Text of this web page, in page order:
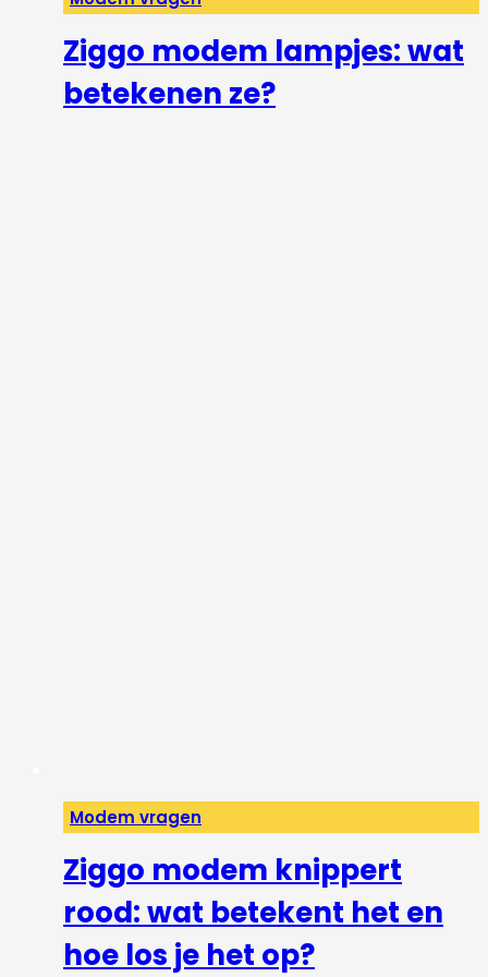
Ziggo modem lampjes: wat
betekenen ze?
Modem vragen
Ziggo modem knippert
rood: wat betekent het en
hoe los je het op?